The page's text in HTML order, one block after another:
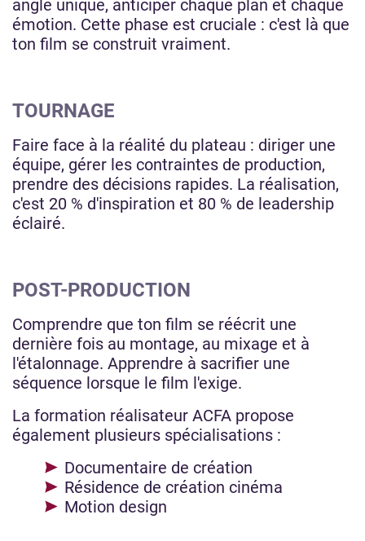
angle unique, anticiper chaque plan et chaque
émotion. Cette phase est cruciale : c'est là que
ton film se construit vraiment.
TOURNAGE
Faire face à la réalité du plateau : diriger une
équipe, gérer les contraintes de production,
prendre des décisions rapides. La réalisation,
c'est 20 % d'inspiration et 80 % de leadership
éclairé.
POST-PRODUCTION
Comprendre que ton film se réécrit une
dernière fois au montage, au mixage et à
l'étalonnage. Apprendre à sacrifier une
séquence lorsque le film l'exige.
La formation réalisateur ACFA propose
également plusieurs spécialisations :
Documentaire de création
Résidence de création cinéma
Motion design